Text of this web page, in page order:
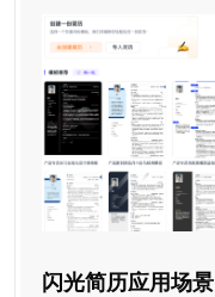
闪光简历应用场景